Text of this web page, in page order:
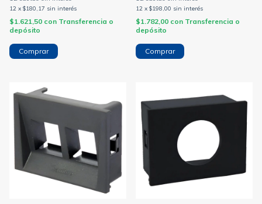
12 x $180,17 sin interés
$1.621,50 con Transferencia o
depósito
12 x $198,00 sin interés
$1.782,00 con Transferencia o
depósito